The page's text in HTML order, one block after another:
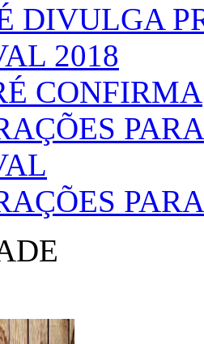
DIVULGA
2018